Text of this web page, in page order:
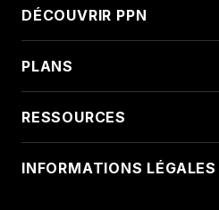
DÉCOUVRIR PPN
PLANS
RESSOURCES
INFORMATIONS LÉGALES